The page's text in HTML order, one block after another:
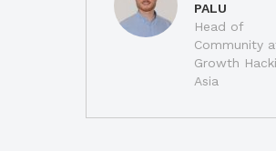
PALU
Head of
Community
Growth
Asia